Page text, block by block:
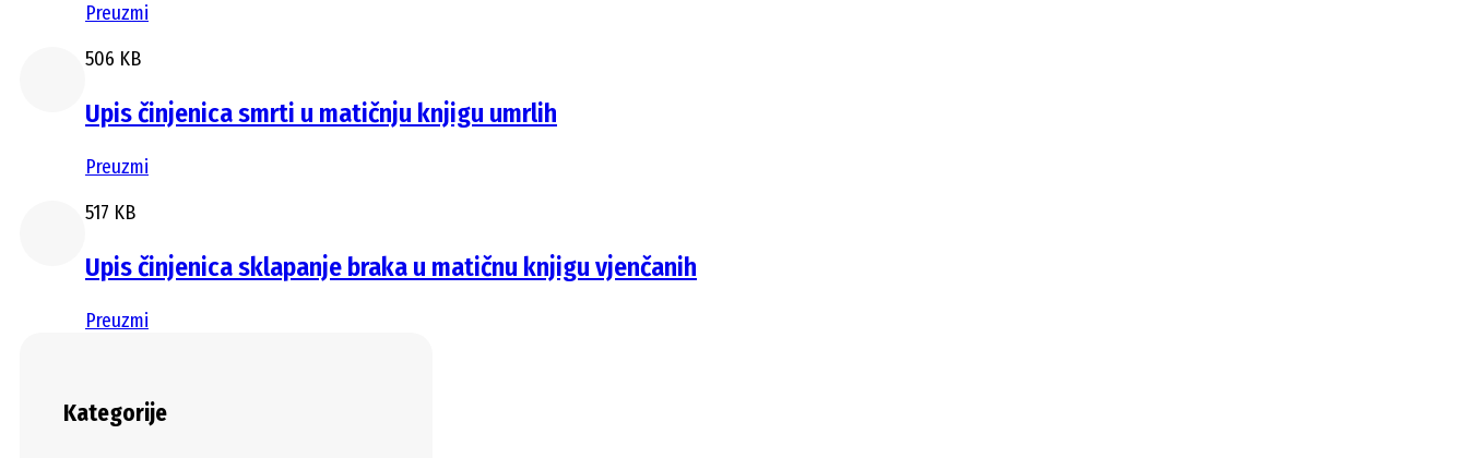
Preuzmi
506 KB
Upis činjenica smrti u matičnju knjigu umrlih
Preuzmi
517 KB
Upis činjenica sklapanje braka u matičnu knjigu vjenčanih
Preuzmi
Kategorije